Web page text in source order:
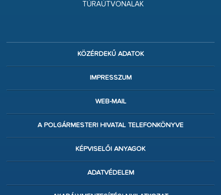
TÚRAÚTVONALAK
KÖZÉRDEKŰ ADATOK
IMPRESSZUM
WEB-MAIL
A POLGÁRMESTERI HIVATAL TELEFONKÖNYVE
KÉPVISELŐI ANYAGOK
ADATVÉDELEM